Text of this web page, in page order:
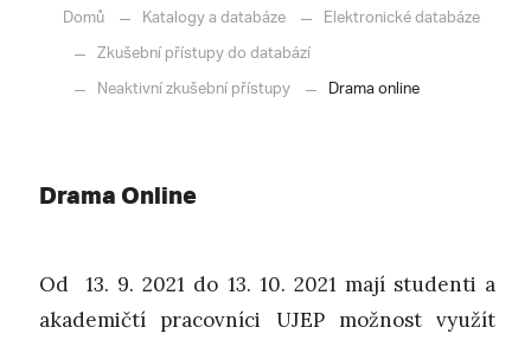
Domů Katalogy a databáze
Elektronické databáze
Zkušební přístupy do databází
Neaktivní zkušební přístupy
Drama online
Drama Online
Od 13. 9. 2021 do 13. 10. 2021 mají studenti a
akademičtí pracovníci UJEP možnost využít